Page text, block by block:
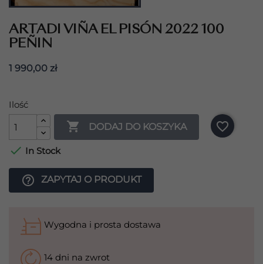
ARTADI VIÑA EL PISÓN 2022 100
PEÑIN
1 990,00 zł
Ilość
 DODAJ DO KOSZYKA
favorite_border
 In Stock
help_outline ZAPYTAJ O PRODUKT
Wygodna i prosta dostawa
14 dni na zwrot